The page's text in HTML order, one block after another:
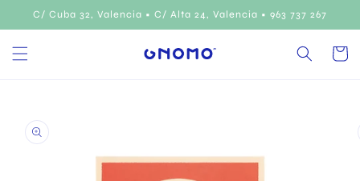
directamente
al contenido
C/ Cuba 32, Valencia • C/ Alta 24, Valencia • 963 737 267
Carrito
información